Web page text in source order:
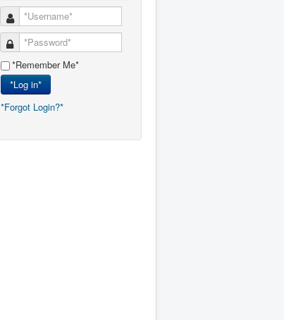
*Remember Me*
*Log in*
*Forgot Login?*